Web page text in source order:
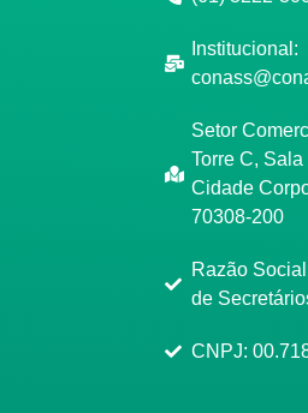
Institucional:
Setor
Torre C,
Cidade
70308-200
Razão
de
CNPJ: